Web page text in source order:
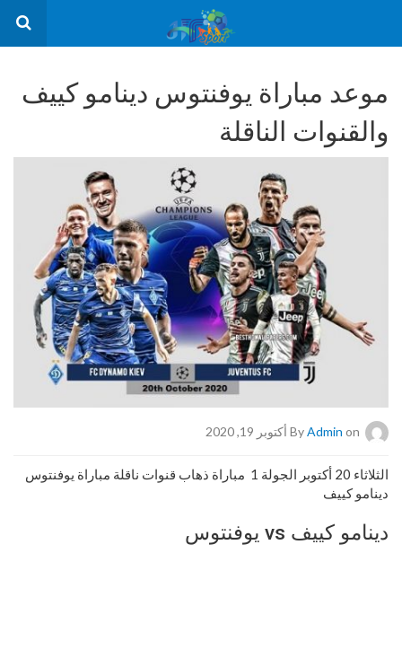
موعد مباراة يوفنتوس دينامو كييف
والقنوات الناقلة
By Admin on أكتوبر 19, 2020
الثلاثاء 20 أكتوبر الجولة 1 مباراة ذهاب قنوات ناقلة مباراة يوفنتوس
دينامو كييف
دينامو كييف vs يوفنتوس